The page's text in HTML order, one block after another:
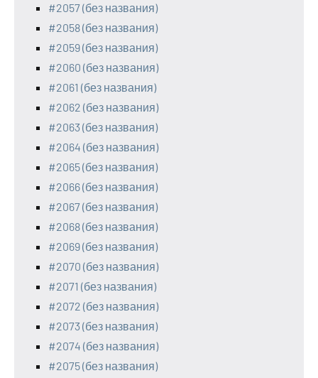
#2057 (без названия)
#2058 (без названия)
#2059 (без названия)
#2060 (без названия)
#2061 (без названия)
#2062 (без названия)
#2063 (без названия)
#2064 (без названия)
#2065 (без названия)
#2066 (без названия)
#2067 (без названия)
#2068 (без названия)
#2069 (без названия)
#2070 (без названия)
#2071 (без названия)
#2072 (без названия)
#2073 (без названия)
#2074 (без названия)
#2075 (без названия)